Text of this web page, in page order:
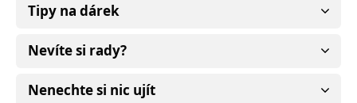
Tipy na dárek
Nevíte si rady?
Nenechte si nic ujít